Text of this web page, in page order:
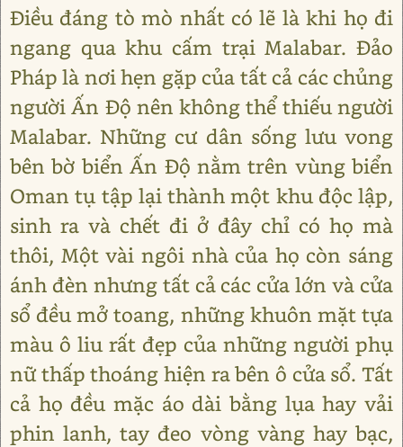
Điều đáng tò mò nhất có lẽ là khi họ đi
ngang qua khu cấm trại Malabar. Đảo
Pháp là nơi hẹn gặp của tất cả các chủng
người Ấn Độ nên không thể thiếu người
Malabar. Những cư dân sống lưu vong
bên bờ biển Ấn Độ nằm trên vùng biển
Oman tụ tập lại thành một khu độc lập,
sinh ra và chết đi ở đây chỉ có họ mà
thôi, Một vài ngôi nhà của họ còn sáng
ánh đèn nhưng tất cả các cửa lớn và cửa
sổ đều mở toang, những khuôn mặt tựa
màu ô liu rất đẹp của những người phụ
nữ thấp thoáng hiện ra bên ô cửa sổ. Tất
cả họ đều mặc áo dài bằng lụa hay vải
phin lanh, tay đeo vòng vàng hay bạc,